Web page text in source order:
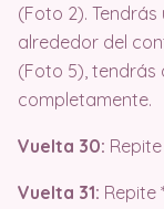
(Foto 2).
alrededor del
(Foto 5), tendrás
completamente.
Vuelta 30:
Vuelta 31: Repite